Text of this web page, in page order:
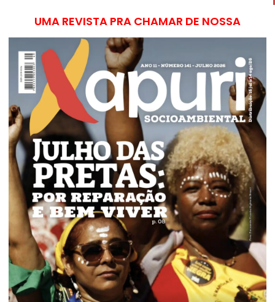
UMA REVISTA PRA CHAMAR DE NOSSA